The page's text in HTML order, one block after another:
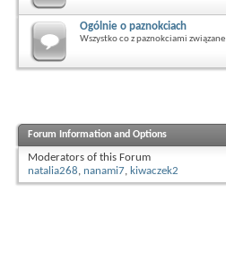
Ogólnie o paznokciach
Wszystko co z paznokciami związane
Forum Information and Options
Moderators of this Forum
natalia268, nanami7, kiwaczek2